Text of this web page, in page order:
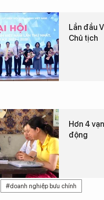
Lần đầu
Chủ tịch
Hơn 4
động
#doanh nghiệp bưu chính